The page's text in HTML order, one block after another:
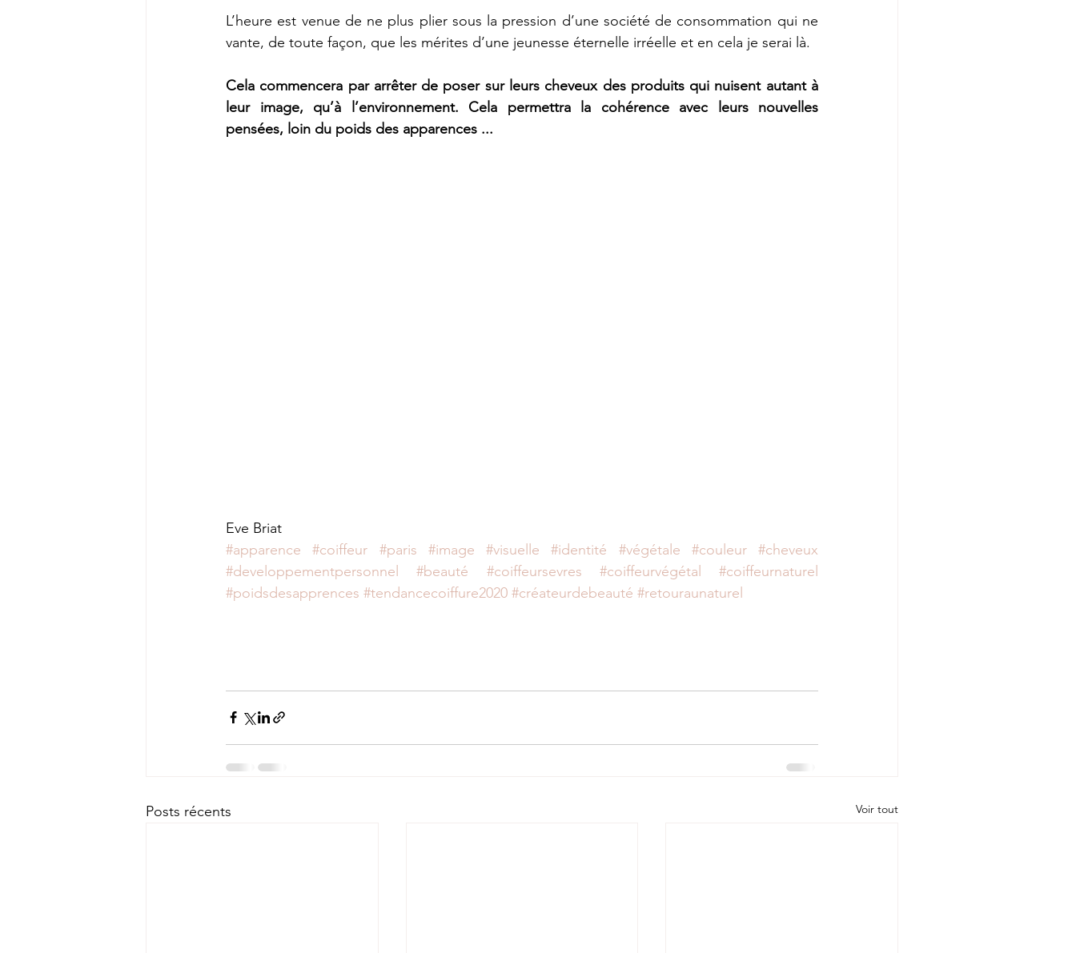
L’heure est venue de ne plus plier sous la pression d’une société de consommation qui ne
vante, de toute façon, que les mérites d’une jeunesse éternelle irréelle et en cela je serai là.
Cela commencera par arrêter de poser sur leurs cheveux des produits qui nuisent autant à
leur image, qu’à l’environnement. Cela permettra la cohérence avec leurs nouvelles
pensées, loin du poids des apparences ...
Eve Briat
#apparence
#coiffeur #paris #image #visuelle #identité #végétale #couleur
#cheveux
#developpementpersonnel
#beauté #coiffeursevres #coiffeurvégétal
#coiffeurnaturel
#poidsdesapprences #tendancecoiffure2020 #créateurdebeauté #retouraunaturel
Posts récents Voir tout